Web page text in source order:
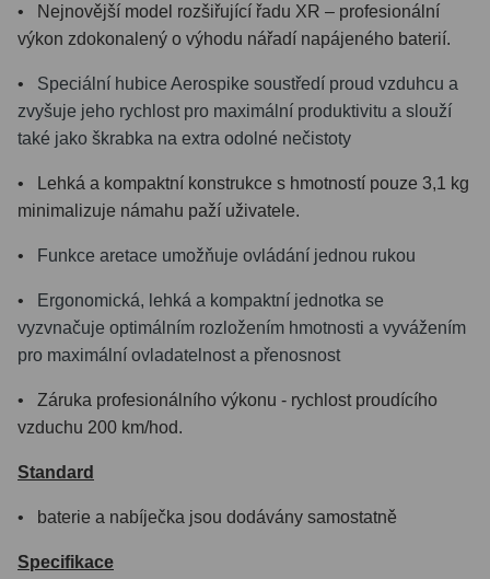
• Nejnovější model rozšiřující řadu XR – profesionální
výkon zdokonalený o výhodu nářadí napájeného baterií.
• Speciální hubice Aerospike soustředí proud vzduhcu a
zvyšuje jeho rychlost pro maximální produktivitu a slouží
také jako škrabka na extra odolné nečistoty
• Lehká a kompaktní konstrukce s hmotností pouze 3,1 kg
minimalizuje námahu paží uživatele.
• Funkce aretace umožňuje ovládání jednou rukou
•
Ergonomická, lehká a kompaktní jednotka se
vyzvnačuje optimálním rozložením hmotnosti a vyvážením
pro maximální ovladatelnost a přenosnost
• Záruka profesionálního výkonu - rychlost proudícího
vzduchu 200 km/hod.
Standard
• baterie a nabíječka jsou dodávány samostatně
Specifikace